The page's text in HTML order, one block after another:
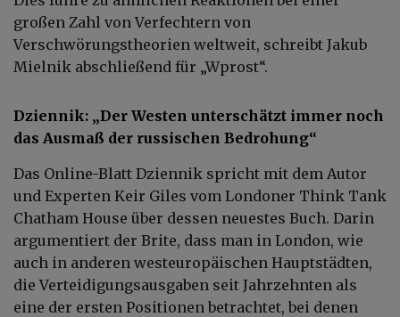
großen Zahl von Verfechtern von
Verschwörungstheorien weltweit, schreibt Jakub
Mielnik abschließend für „Wprost“.
Dziennik: „Der Westen unterschätzt immer noch
das Ausmaß der russischen Bedrohung“
Das Online-Blatt Dziennik spricht mit dem Autor
und Experten Keir Giles vom Londoner Think Tank
Chatham House über dessen neuestes Buch. Darin
argumentiert der Brite, dass man in London, wie
auch in anderen westeuropäischen Hauptstädten,
die Verteidigungsausgaben seit Jahrzehnten als
eine der ersten Positionen betrachtet, bei denen